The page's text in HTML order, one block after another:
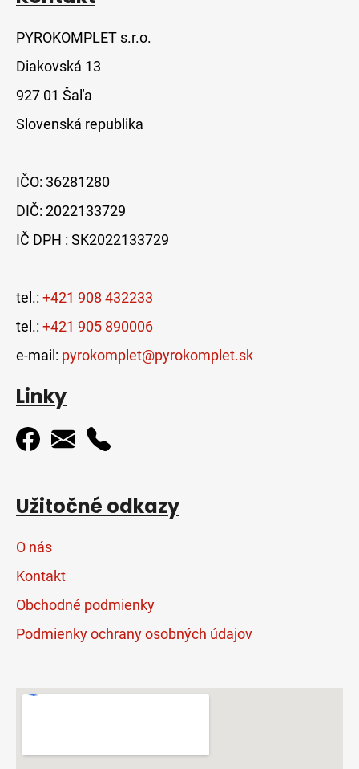
PYROKOMPLET s.r.o.
Diakovská 13
927 01 Šaľa
Slovenská republika
IČO: 36281280
DIČ: 2022133729
IČ DPH : SK2022133729
tel.: +421 908 432233
tel.: +421 905 890006
e-mail: pyrokomplet@pyrokomplet.sk
Linky
Užitočné odkazy
O nás
Kontakt
Obchodné podmienky
Podmienky ochrany osobných údajov